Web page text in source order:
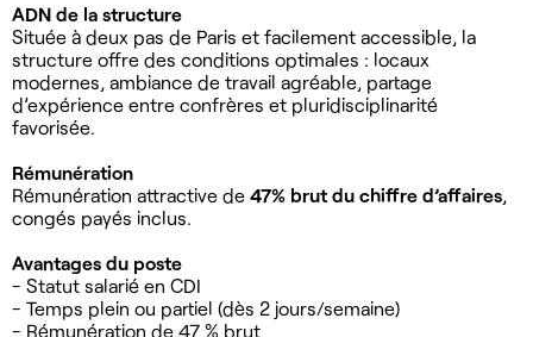
ADN de la structure
Située à deux pas de Paris et facilement accessible, la
structure offre des conditions optimales : locaux
modernes, ambiance de travail agréable, partage
d’expérience entre confrères et pluridisciplinarité
favorisée.
Rémunération
Rémunération attractive de 47% brut du chiffre d’affaires
congés payés inclus.
Avantages du poste
- Statut salarié en CDI
- Temps plein ou partiel (dès 2 jours/semaine)
- Rémunération de 47 % brut